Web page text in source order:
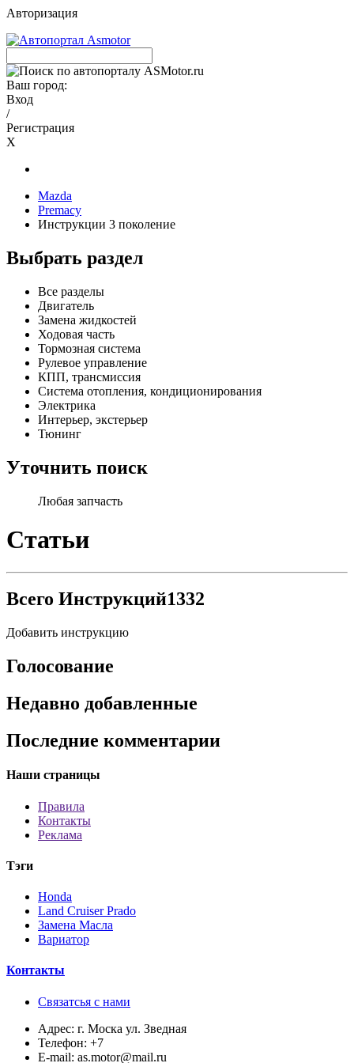
Авторизация
Ваш город:
Вход
/
Регистрация
X
Mazda
Premacy
Инструкции 3 поколение
Выбрать раздел
Все разделы
Двигатель
Замена жидкостей
Ходовая часть
Тормозная система
Рулевое управление
КПП, трансмиссия
Система отопления, кондиционирования
Электрика
Интерьер, экстерьер
Тюнинг
Уточнить поиск
Любая запчасть
Статьи
Всего Инструкций1332
Добавить инструкцию
Голосование
Недавно добавленные
Последние комментарии
Наши страницы
Правила
Контакты
Реклама
Тэги
Honda
Land Cruiser Prado
Замена Масла
Вариатор
Контакты
Связатсья с нами
Адрес: г. Моска ул. Зведная
Телефон: +7
E-mail: as.motor@mail.ru